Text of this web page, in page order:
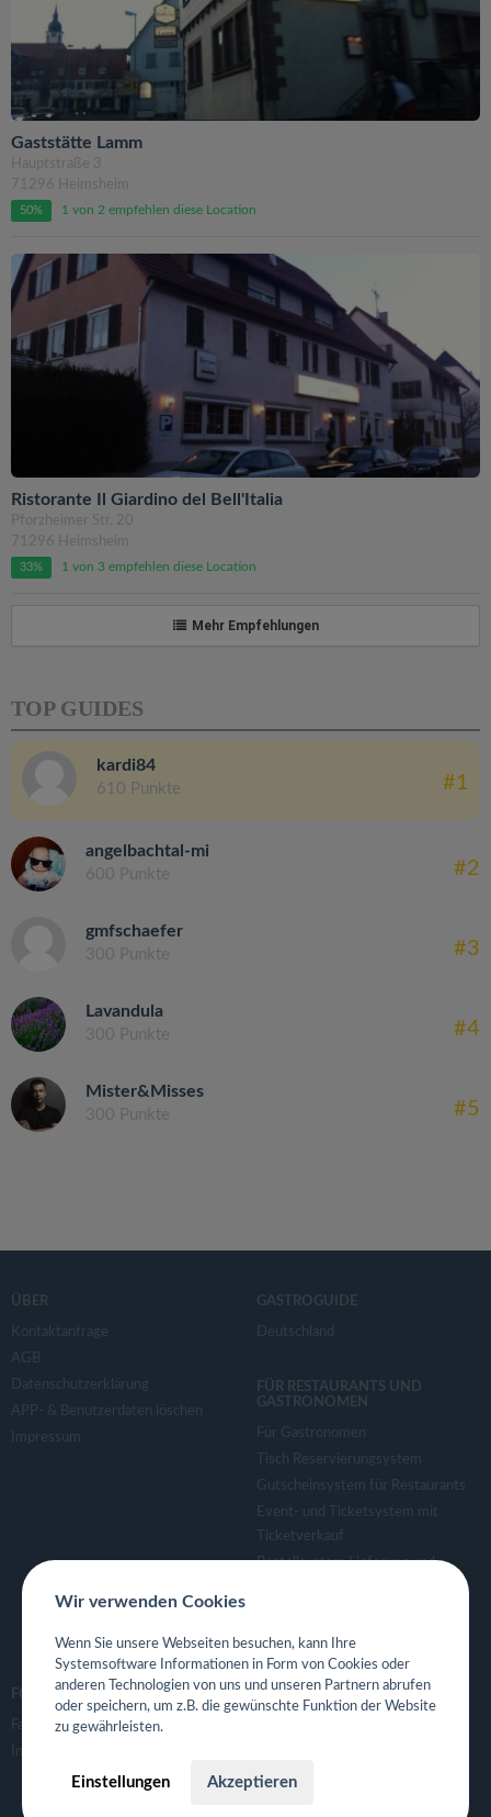
Gaststätte Lamm
Hauptstraße 3
71296 Heimsheim
50% 1 von 2 empfehlen diese Location
Ristorante Il Giardino del Bell'Italia
Pforzheimer Str. 20
71296 Heimsheim
33% 1 von 3 empfehlen diese Location
Mehr Empfehlungen
TOP GUIDES
kardi84
610 Punkte #1
angelbachtal-mi
600 Punkte #2
gmfschaefer
300 Punkte #3
Lavandula
300 Punkte #4
Mister&Misses
300 Punkte #5
ÜBER
Kontaktanfrage
AGB
Datenschutzerklärung
APP- & Benutzerdaten löschen
Impressum
GASTROGUIDE
Deutschland
FÜR RESTAURANTS UND
GASTRONOMEN
Für Gastronomen
Tisch Reservierungsystem
Gutscheinsystem für Restaurants
Event- und Ticketsystem mit
Ticketverkauf
Bestellsystem Lieferung und
Eigene App für Restaurant
FOLGE UNS
Facebook
Instagram
Wir verwenden Cookies
Wenn Sie unsere Webseiten besuchen, kann Ihre
Systemsoftware Informationen in Form von Cookies oder
anderen Technologien von uns und unseren Partnern abrufen
oder speichern, um z.B. die gewünschte Funktion der Website
zu gewährleisten.
Einstellungen Akzeptieren